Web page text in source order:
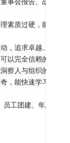
素质过硬，能在高
，追求卓越。
以完全信赖的伙伴。
察人与组织的微妙
，能快速学习并融
工团建、年度旅游